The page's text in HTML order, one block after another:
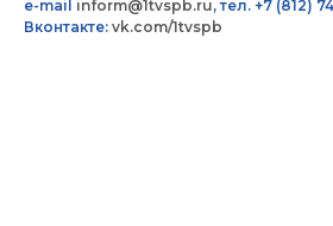
e-mail inform@1tvspb.ru, тел. +7 (812)
Вконтакте: vk.com/1tvspb